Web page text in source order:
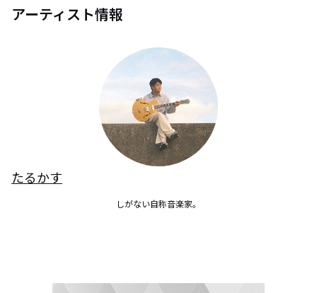
アーティスト情報
たるかす
しがない自称音楽家。